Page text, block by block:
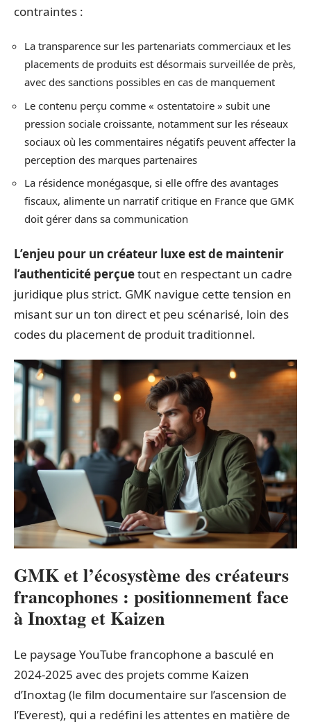
contraintes :
La transparence sur les partenariats commerciaux et les
placements de produits est désormais surveillée de près,
avec des sanctions possibles en cas de manquement
Le contenu perçu comme « ostentatoire » subit une
pression sociale croissante, notamment sur les réseaux
sociaux où les commentaires négatifs peuvent affecter la
perception des marques partenaires
La résidence monégasque, si elle offre des avantages
fiscaux, alimente un narratif critique en France que GMK
doit gérer dans sa communication
L’enjeu pour un créateur luxe est de maintenir
l’authenticité perçuetout en respectant un cadre
juridique plus strict. GMK navigue cette tension en
misant sur un ton direct et peu scénarisé, loin des
codes du placement de produit traditionnel.
GMK et l’écosystème des créateurs
francophones : positionnement face
à Inoxtag et Kaizen
Le paysage YouTube francophone a basculé en
2024-2025 avec des projets comme Kaizen
d’Inoxtag (le film documentaire sur l’ascension de
l’Everest), qui a redéfini les attentes en matière de